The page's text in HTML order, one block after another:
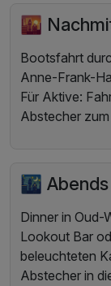
🌇
Bootsfahrt
Anne-Frank-
Für Aktive:
Abstecher
🌃 Abends
Dinner in Oud-
Lookout Bar
beleuchteten
Abstecher in